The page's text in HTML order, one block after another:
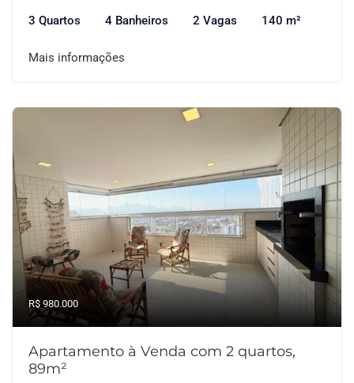
3 Quartos 4 Banheiros 2 Vagas 140 m²
Mais informações
R$ 980.000
Apartamento à Venda com 2 quartos,
89m²